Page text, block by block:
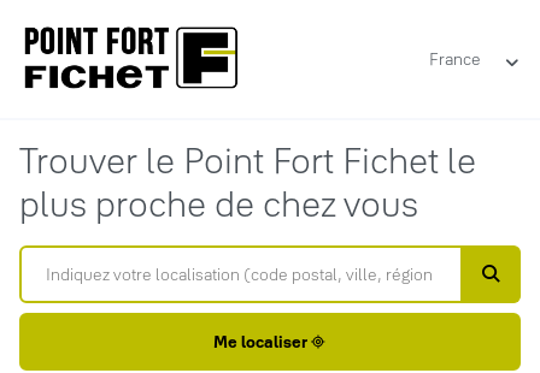
France
Trouver le Point Fort Fichet le
plus proche de chez vous
Me localiser